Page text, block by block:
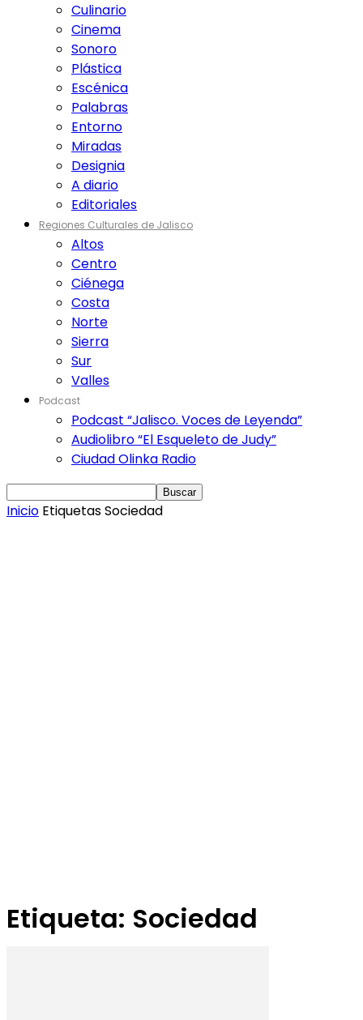
Culinario
Cinema
Sonoro
Plástica
Escénica
Palabras
Entorno
Miradas
Designia
A diario
Editoriales
Regiones Culturales de Jalisco
Altos
Centro
Ciénega
Costa
Norte
Sierra
Sur
Valles
Podcast
Podcast “Jalisco. Voces de Leyenda”
Audiolibro “El Esqueleto de Judy”
Ciudad Olinka Radio
Inicio EtiquetasSociedad
Etiqueta: Sociedad